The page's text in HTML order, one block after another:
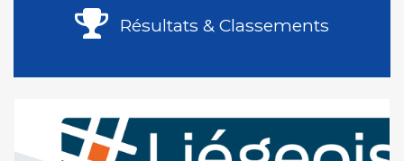
Résultats & Classements